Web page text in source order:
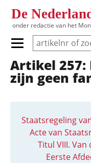
De
onder redactie van het
Primair menu tonen/
Hoofdnavigatie
Artikel 257:
zijn geen
Staatsregeling
Acte van
Titul VIII. Van
Eerste